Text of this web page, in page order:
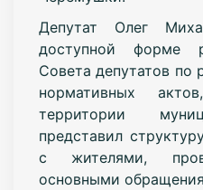
Депутат Олег
доступной форме
Совета депутатов по
нормативных
территории
представил
с жителями,
основными